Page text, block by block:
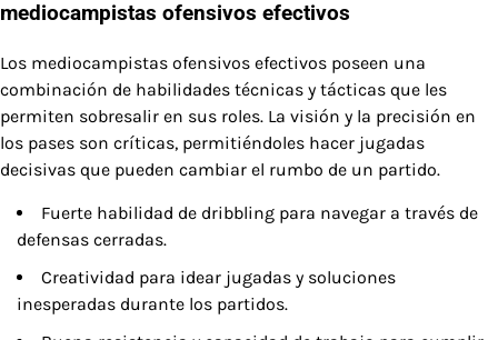
mediocampistas ofensivos efectivos
Los mediocampistas ofensivos efectivos poseen una
combinación de habilidades técnicas y tácticas que les
permiten sobresalir en sus roles. La visión y la precisión en
los pases son críticas, permitiéndoles hacer jugadas
decisivas que pueden cambiar el rumbo de un partido.
Fuerte habilidad de dribbling para navegar a través de
defensas cerradas.
Creatividad para idear jugadas y soluciones
inesperadas durante los partidos.